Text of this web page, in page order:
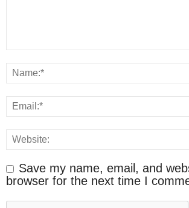
Save my name, email, and
browser for the next time I